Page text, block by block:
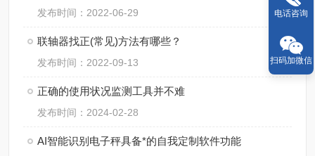
发布时间：2022-06-29
联轴器找正(常见)方法有哪些？
发布时间：2022-09-13
正确的使用状况监测工具并不难
发布时间：2024-02-28
AI智能识别电子秤具备*的自我定制软件功能
电话咨询
扫码加微信